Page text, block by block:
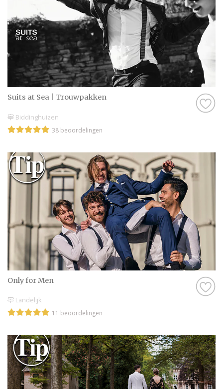
Suits at Sea | Trouwpakken
Biddinghuizen
38 beoordelingen
Only for Men
Landelijk
11 beoordelingen